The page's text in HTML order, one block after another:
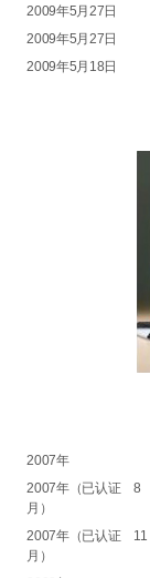
2009年5月27日
2009年5月27日
2009年5月18日
2007年
2007年（已认证 8
月）
2007年（已认证 11
月）